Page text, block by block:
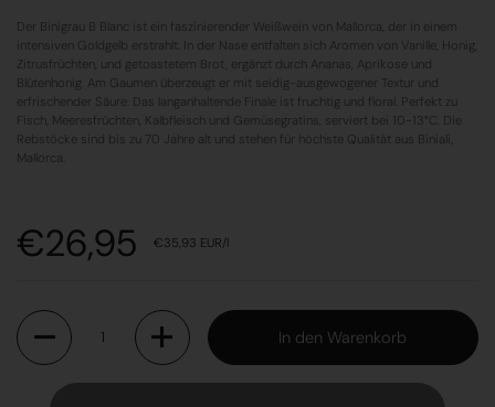
Der Binigrau B Blanc ist ein faszinierender Weißwein von Mallorca, der in einem
intensiven Goldgelb erstrahlt. In der Nase entfalten sich Aromen von Vanille, Honig,
Zitrusfrüchten, und getoastetem Brot, ergänzt durch Ananas, Aprikose und
Blütenhonig. Am Gaumen überzeugt er mit seidig-ausgewogener Textur und
erfrischender Säure. Das langanhaltende Finale ist fruchtig und floral. Perfekt zu
Fisch, Meeresfrüchten, Kalbfleisch und Gemüsegratins, serviert bei 10-13°C. Die
Rebstöcke sind bis zu 70 Jahre alt und stehen für höchste Qualität aus Biniali,
Mallorca.
Preis:
€26,95 Stückpreis:
€35,93 EUR/l
Anzahl
In den Warenkorb